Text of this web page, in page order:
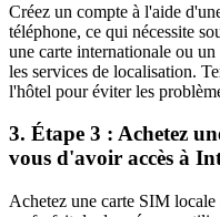
Créez un compte à l'aide
téléphone, ce qui nécessite
une carte internationale ou
les services de localisation.
l'hôtel pour éviter les
3. Étape 3 : Achetez
vous d'avoir accès à
Achetez une carte SIM